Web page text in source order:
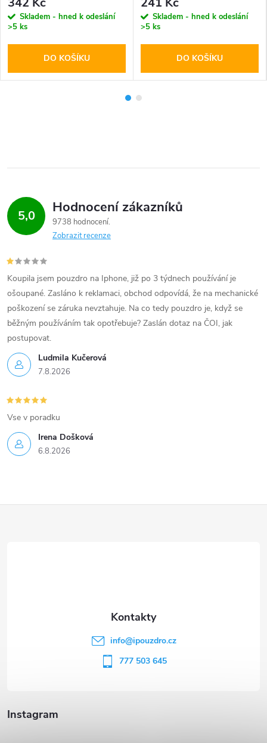
Skladem - hned k odeslání
>5 ks
DO KOŠÍKU
Skladem - hned k odeslání
>5 ks
DO KOŠÍKU
5,0 Hodnocení zákazníků
9738 hodnocení
Zobrazit recenze
Ludmila Kučerová
7.8.2026
Koupila jsem pouzdro na Iphone, již po 3 týdnech používání je
ošoupané. Zasláno k reklamaci, obchod odpovídá, že na mechanické
poškození se záruka nevztahuje. Na co tedy pouzdro je, když se
běžným používáním tak opotřebuje? Zaslán dotaz na ČOI, jak
postupovat.
Irena Došková
6.8.2026
Vse v poradku
Instagram
info@ipouzdro.cz
777 503 645